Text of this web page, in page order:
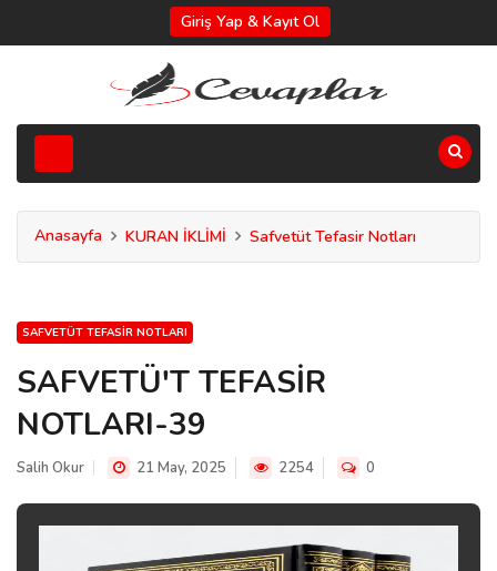
Giriş Yap & Kayıt Ol
Anasayfa KURAN İKLİMİ Safvetüt Tefasir Notları
SAFVETÜT TEFASIR NOTLARI
SAFVETÜ'T TEFASİR
NOTLARI-39
Salih Okur 21 May, 2025 2254 0